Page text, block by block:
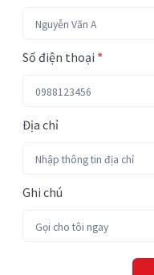
Số điện thoại *
Địa chỉ
Ghi chú